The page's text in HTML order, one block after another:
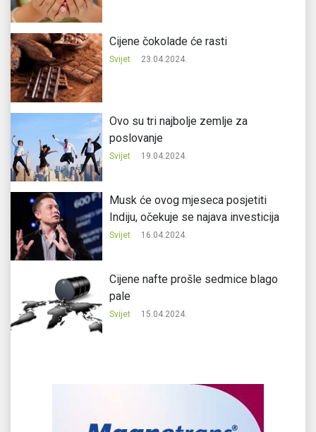
Cijene čokolade će rasti
Svijet 23.04.2024.
Ovo su tri najbolje zemlje za
poslovanje
Svijet 19.04.2024.
Musk će ovog mjeseca posjetiti
Indiju, očekuje se najava investicija
Svijet 16.04.2024.
Cijene nafte prošle sedmice blago
pale
Svijet 15.04.2024.